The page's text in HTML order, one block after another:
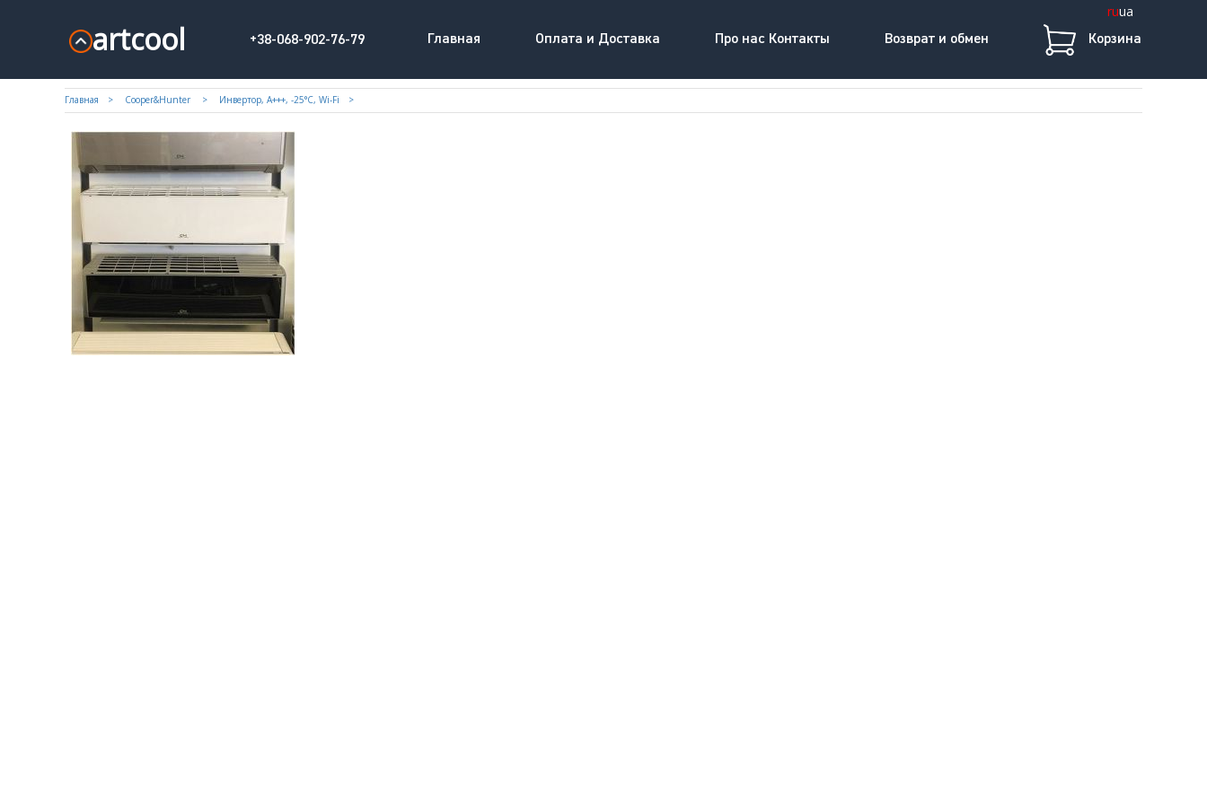
ruua
artcool +38-068-902-76-79 Главная Оплата и Доставка Про нас Контакты Возврат и обмен Корзина
Главная Cooper&Hunter Инвертор, А+++, -25°С, Wi-Fi